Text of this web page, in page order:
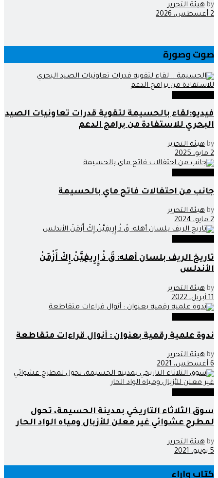
by هيئة التحرير
2 أغسطس، 2026
صوت وصورة
فيديو:لقاء بالحسيمة لتقوية قدرات تعاونيات الصيد
البحري للاستفادة من برامج الدعم
by هيئة التحرير
2 مايو، 2025
جانب من احتفالات فاتح ماي بالحسيمة
by هيئة التحرير
2 مايو، 2024
تاريخ الريف بلسان أهله: قَ ذْ إِِرِيفِيَّنْ إِكْ أَزْمَنْ
الأندلس
by هيئة التحرير
11 أبريل، 2022
ندوة علمية رقمية بعنوان : أنوال قراءات متقاطعة
by هيئة التحرير
6 أغسطس، 2021
سوق الثلاثاء التاريخي بمدينة الحسيمة، تحول
لمطرح عشوائي غير معلن للأزبال ومياه الواد الحار
by هيئة التحرير
5 يونيو، 2021
كتاب واراء